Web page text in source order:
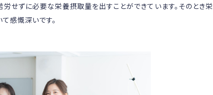
労せずに必要な栄養摂取量を出すことができています。そのとき栄
感慨深いです。